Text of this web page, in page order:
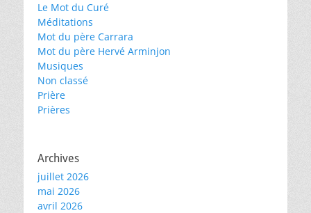
Le Mot du Curé
Méditations
Mot du père Carrara
Mot du père Hervé Arminjon
Musiques
Non classé
Prière
Prières
Archives
juillet 2026
mai 2026
avril 2026